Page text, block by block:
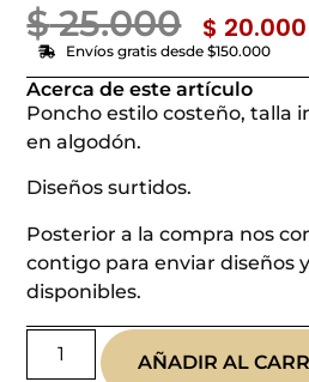
$25.000 $ 20.000
Envíos gratis desde $150.000
Acerca de este artículo
Poncho estilo costeño, talla
en algodón.
Diseños surtidos.
Posterior a la compra nos
contigo para enviar diseños
disponibles.
AÑADIR AL